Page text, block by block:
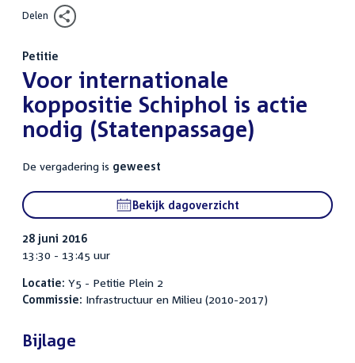
Delen
Petitie
:Voor internationale
koppositie Schiphol is actie
nodig (Statenpassage)
De vergadering is geweest
Bekijk dagoverzicht
28 juni 2016
13:30 - 13:45 uur
Locatie: Y5 - Petitie Plein 2
Commissie: Infrastructuur en Milieu (2010-2017)
Bijlage